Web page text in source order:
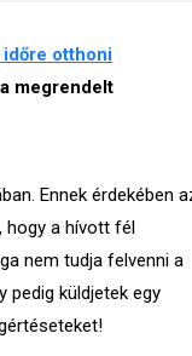
időre otthoni
megrendelt
Ennek érdekében
hogy a hívott fél
nem tudja felvenni a
pedig küldjetek egy